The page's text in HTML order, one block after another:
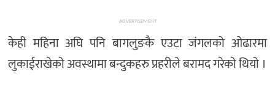
ADVERTISEMENT
केही महिना अघि पनि बागलुङकै एउटा जंगलको ओढारमा
लुकाईराखेको अवस्थामा बन्दुकहरु प्रहरीले बरामद गरेको थियो ।